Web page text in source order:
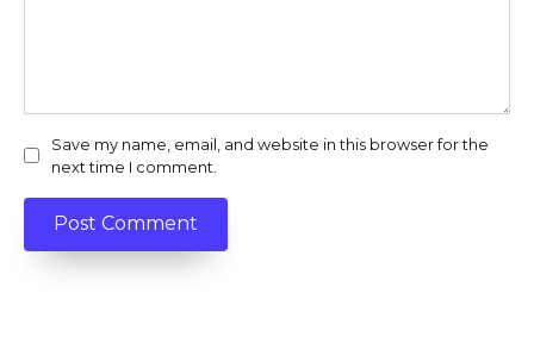
Save my name, email, and website in this browser for the
next time I comment.